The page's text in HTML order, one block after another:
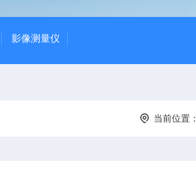
影像测量仪
当前位置：